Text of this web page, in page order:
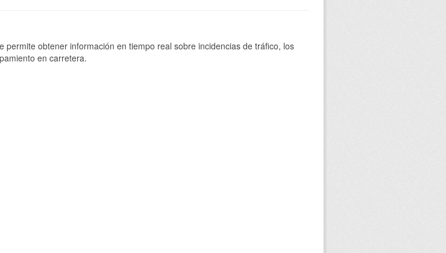
permite obtener información en tiempo real sobre incidencias de tráfico, los
en carretera.